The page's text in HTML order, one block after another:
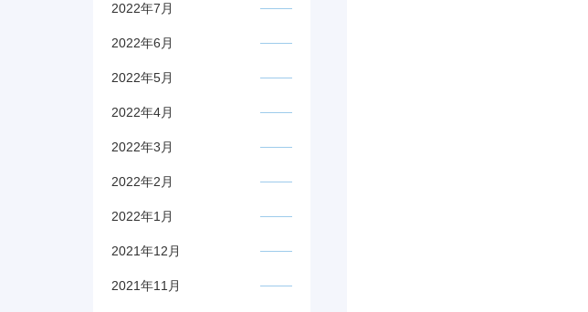
2022年7月
2022年6月
2022年5月
2022年4月
2022年3月
2022年2月
2022年1月
2021年12月
2021年11月